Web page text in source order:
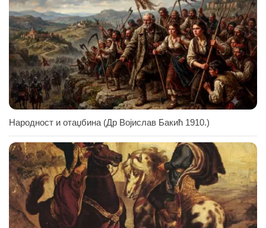
Народност и отаџбина (Др Војислав Бакић 1910.)